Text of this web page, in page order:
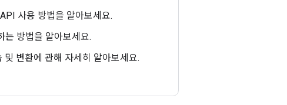
사용 방법을 알아보세요.
는 방법을 알아보세요.
변환에 관해 자세히 알아보세요.